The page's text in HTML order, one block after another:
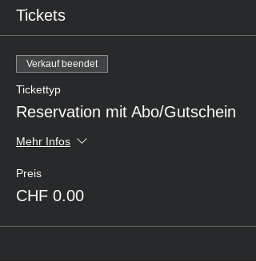
Tickets
Verkauf beendet
Tickettyp
Reservation mit Abo/Gutschein
Mehr Infos
Preis
CHF 0.00